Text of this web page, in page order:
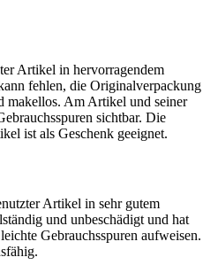
Artikel in hervorragendem
fehlen, die Originalverpackung
makellos. Am Artikel und seiner
sichtbar. Die
ist als Geschenk geeignet.
Artikel in sehr gutem
und unbeschädigt und hat
Gebrauchsspuren aufweisen.